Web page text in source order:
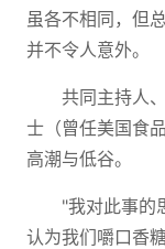
虽各不相同，但
并不令人意外。
共同主持人
士（曾任美国食
高潮与低谷。
"我对此事的
认为我们嚼口香